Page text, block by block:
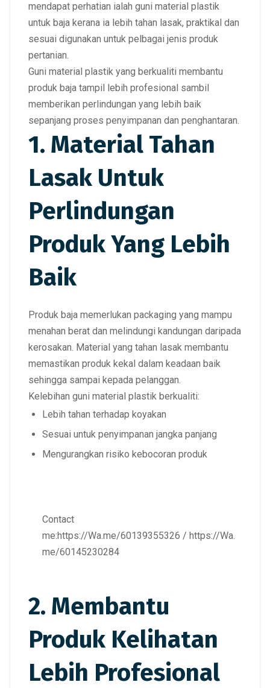
mendapat perhatian ialah guni material plastik
untuk baja kerana ia lebih tahan lasak, praktikal dan
sesuai digunakan untuk pelbagai jenis produk
pertanian.
Guni material plastik yang berkualiti membantu
produk baja tampil lebih profesional sambil
memberikan perlindungan yang lebih baik
sepanjang proses penyimpanan dan penghantaran.
1. Material Tahan
Lasak Untuk
Perlindungan
Produk Yang Lebih
Baik
Produk baja memerlukan packaging yang mampu
menahan berat dan melindungi kandungan daripada
kerosakan. Material yang tahan lasak membantu
memastikan produk kekal dalam keadaan baik
sehingga sampai kepada pelanggan.
Kelebihan guni material plastik berkualiti:
Lebih tahan terhadap koyakan
Sesuai untuk penyimpanan jangka panjang
Mengurangkan risiko kebocoran produk
Contact
me:https://Wa.me/60139355326 / https://Wa.
me/60145230284
2. Membantu
Produk Kelihatan
Lebih Profesional